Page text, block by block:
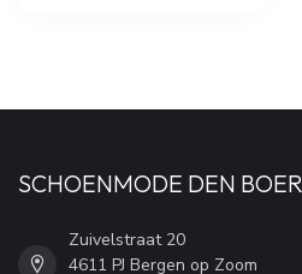
SCHOENMODE DEN BOER
Zuivelstraat 20
4611 PJ Bergen op Zoom